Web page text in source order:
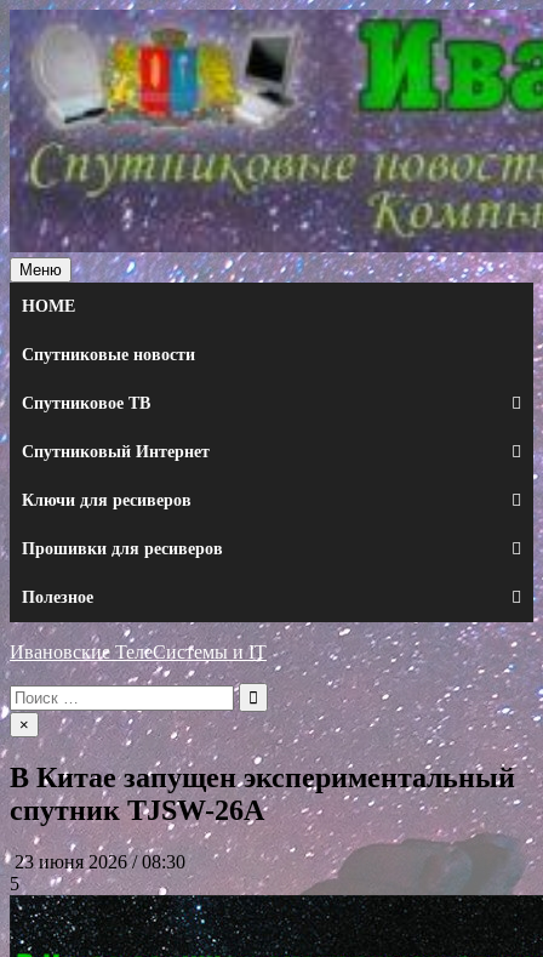
Перейти
к
содержимому
Меню
HOME
Спутниковые новости
Спутниковое ТВ
Спутниковый Интернет
Ключи для ресиверов
Прошивки для ресиверов
Полезное
Ивановские ТелеСистемы и IT
Искать:
×
В Китае запущен экспериментальный
спутник TJSW-26A
23 июня 2026 / 08:30
5